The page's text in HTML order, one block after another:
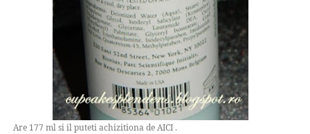
Are 177 ml si il puteti achizitiona de AICI .